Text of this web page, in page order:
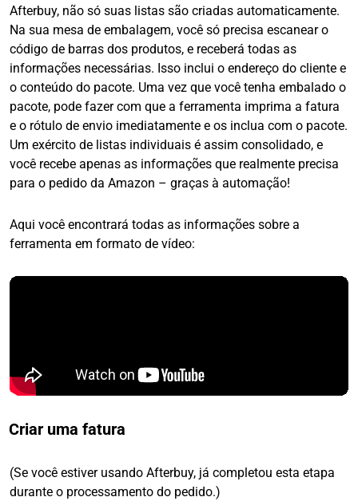
Afterbuy, não só suas listas são criadas automaticamente.
Na sua mesa de embalagem, você só precisa escanear o
código de barras dos produtos, e receberá todas as
informações necessárias. Isso inclui o endereço do cliente e
o conteúdo do pacote. Uma vez que você tenha embalado o
pacote, pode fazer com que a ferramenta imprima a fatura
e o rótulo de envio imediatamente e os inclua com o pacote.
Um exército de listas individuais é assim consolidado, e
você recebe apenas as informações que realmente precisa
para o pedido da Amazon – graças à automação!
Aqui você encontrará todas as informações sobre a
ferramenta em formato de vídeo:
Criar uma fatura
(Se você estiver usando Afterbuy, já completou esta etapa
durante o processamento do pedido.)